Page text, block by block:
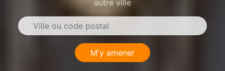
autre ville
M'y amener